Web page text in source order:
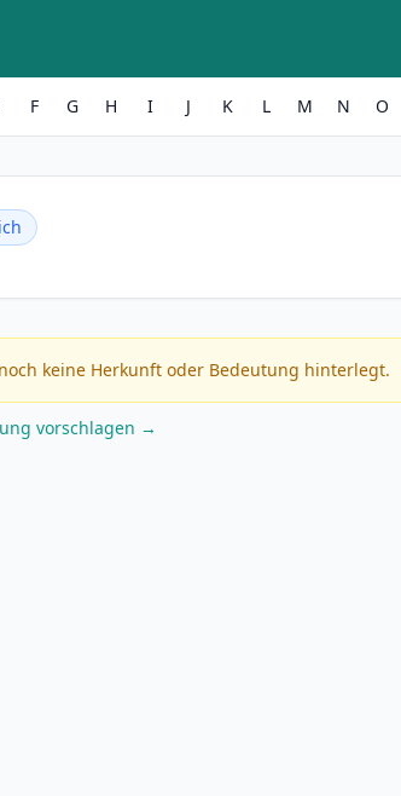
F G H I J K L M N O
keine Herkunft oder Bedeutung hinterlegt.
vorschlagen →